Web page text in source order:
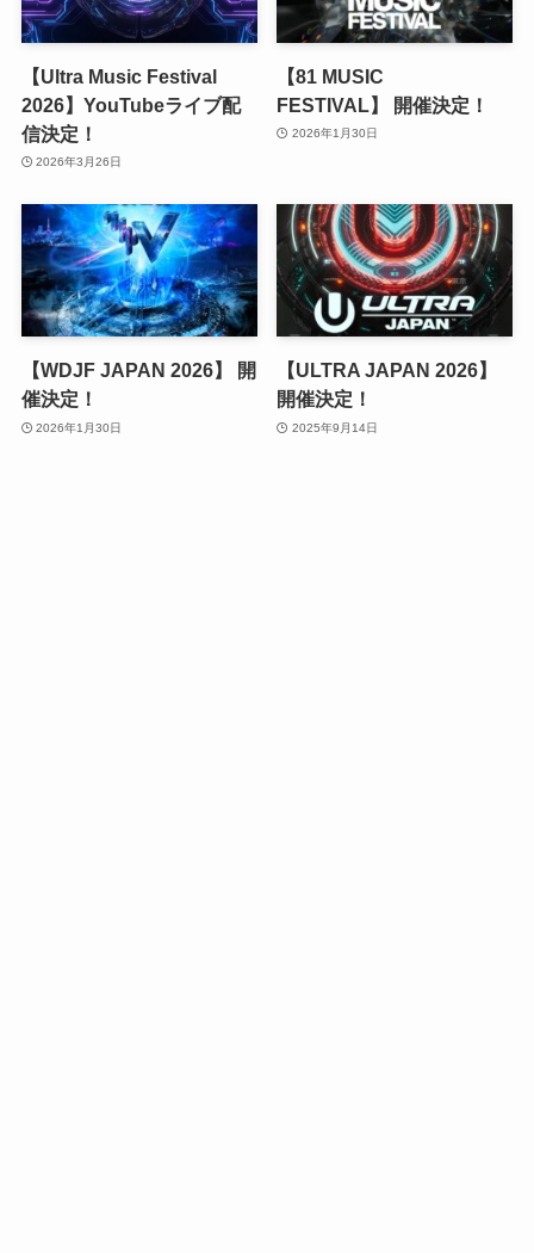
【Ultra Music Festival
2026】YouTubeライブ配
信決定！
2026年3月26日
【81 MUSIC
FESTIVAL】 開催決定！
2026年1月30日
【WDJF JAPAN 2026】 開
催決定！
2026年1月30日
【ULTRA JAPAN 2026】
開催決定！
2025年9月14日